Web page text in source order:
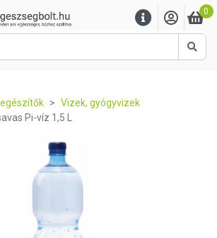
0
Vizek, gyógyvizek
Pi-víz 1,5 L